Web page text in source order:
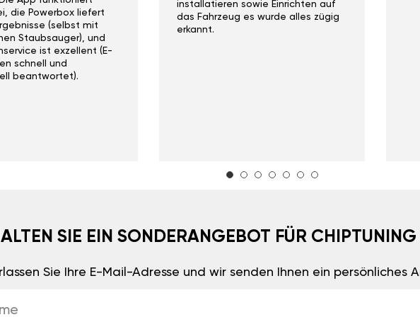
die Powerbox liefert
(selbst mit
Staubsauger), und
ist exzellent (E-
schnell und
beantwortet).
installatieren sowie Einrichten auf
das Fahrzeug es wurde alles zügig
erkannt.
SIE EIN SONDERANGEBOT FÜR CHIPTUNING
Sie Ihre E-Mail-Adresse und wir senden Ihnen ein persönliches